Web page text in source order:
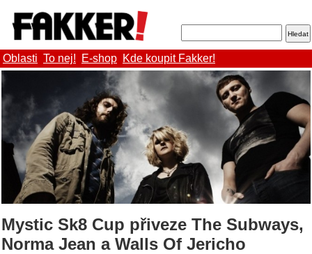
Oblasti To nej! E-shop Kde koupit Fakker!
Mystic Sk8 Cup přiveze The Subways,
Norma Jean a Walls Of Jericho